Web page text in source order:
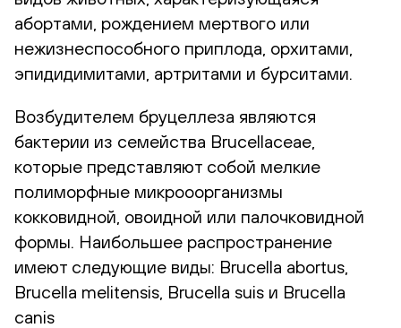
абортами, рождением мертвого или
нежизнеспособного приплода, орхитами,
эпидидимитами, артритами и бурситами.
Возбудителем бруцеллеза являются
бактерии из семейства Brucellaceae,
которые представляют собой мелкие
полиморфные микрооорганизмы
кокковидной, овоидной или палочковидной
формы. Наибольшее распространение
имеют следующие виды: Brucella abortus,
Brucella melitensis, Brucella suis и Brucella
canis